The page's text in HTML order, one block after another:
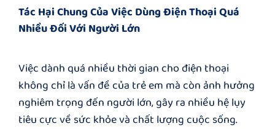
Tác Hại Chung Của Việc Dùng Điện Thoại Quá
Nhiều Đối Với Người Lớn
Việc dành quá nhiều thời gian cho điện thoại
không chỉ là vấn đề của trẻ em mà còn ảnh hưởng
nghiêm trọng đến người lớn, gây ra nhiều hệ lụy
tiêu cực về sức khỏe và chất lượng cuộc sống.